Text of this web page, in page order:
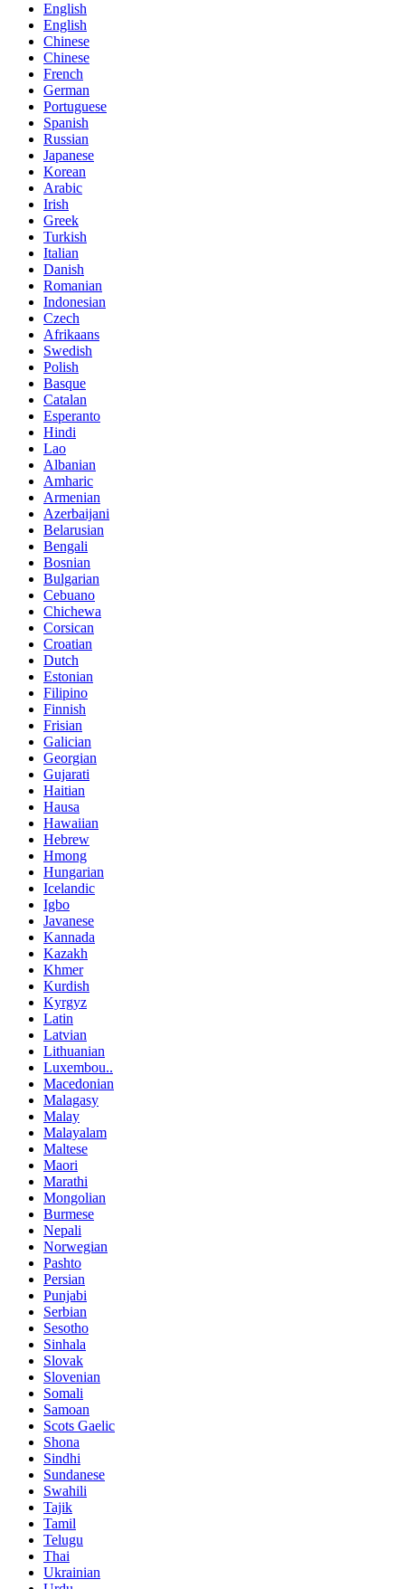
English
English
Chinese
Chinese
French
German
Portuguese
Spanish
Russian
Japanese
Korean
Arabic
Irish
Greek
Turkish
Italian
Danish
Romanian
Indonesian
Czech
Afrikaans
Swedish
Polish
Basque
Catalan
Esperanto
Hindi
Lao
Albanian
Amharic
Armenian
Azerbaijani
Belarusian
Bengali
Bosnian
Bulgarian
Cebuano
Chichewa
Corsican
Croatian
Dutch
Estonian
Filipino
Finnish
Frisian
Galician
Georgian
Gujarati
Haitian
Hausa
Hawaiian
Hebrew
Hmong
Hungarian
Icelandic
Igbo
Javanese
Kannada
Kazakh
Khmer
Kurdish
Kyrgyz
Latin
Latvian
Lithuanian
Luxembou..
Macedonian
Malagasy
Malay
Malayalam
Maltese
Maori
Marathi
Mongolian
Burmese
Nepali
Norwegian
Pashto
Persian
Punjabi
Serbian
Sesotho
Sinhala
Slovak
Slovenian
Somali
Samoan
Scots Gaelic
Shona
Sindhi
Sundanese
Swahili
Tajik
Tamil
Telugu
Thai
Ukrainian